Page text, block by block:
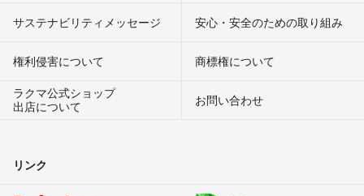
サステナビリティメッセージ 安心・安全のための取り組み
権利侵害について
商標権について
ラクマ公式ショップ
出店について
お問い合わせ
リンク